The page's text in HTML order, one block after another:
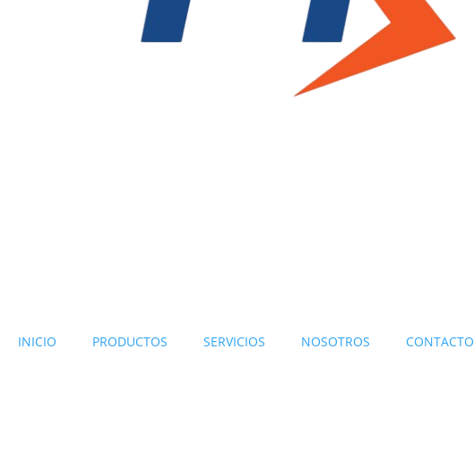
INICIO PRODUCTOS SERVICIOS NOSOTROS CONTACTO